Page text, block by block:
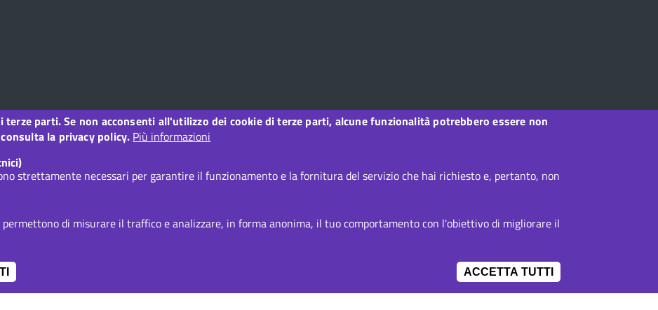
parti. Se non acconsenti all'utilizzo dei cookie di terze parti, alcune funzionalità potrebbero essere non
la privacy policy. Più informazioni
strettamente necessari per garantire il funzionamento e la fornitura del servizio che hai richiesto e, pertanto, non
di misurare il traffico e analizzare, in forma anonima, il tuo comportamento con l'obiettivo di migliorare il
ACCETTA TUTTI